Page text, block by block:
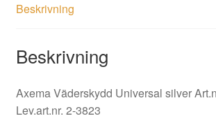
Beskrivning
Beskrivning
Axema Väderskydd Universal silver
Lev.art.nr. 2-3823